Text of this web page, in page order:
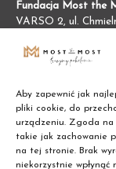
Aby zapewnić jak
pliki cookie, do
urządzeniu. Zgoda
takie jak zachowanie
na tej stronie. Brak
niekorzystnie
Fundacja Most the
VARSO 2, ul.
NIP:7011002609
387474695